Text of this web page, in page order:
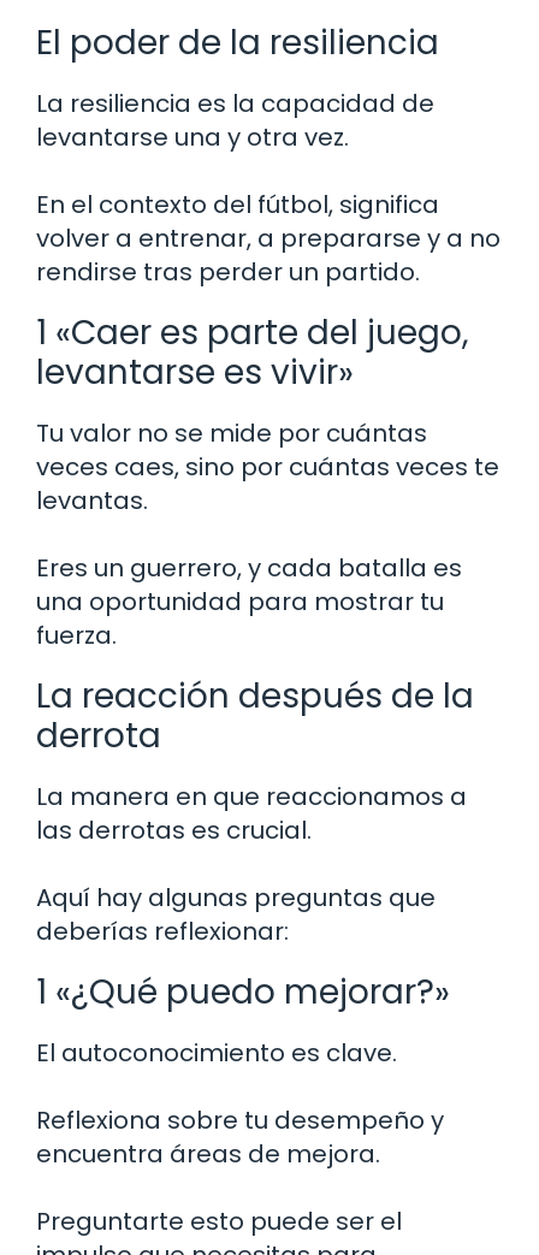
El poder de la resiliencia
La resiliencia es la capacidad de
levantarse una y otra vez.
En el contexto del fútbol, significa
volver a entrenar, a prepararse y a no
rendirse tras perder un partido.
1 «Caer es parte del juego,
levantarse es vivir»
Tu valor no se mide por cuántas
veces caes, sino por cuántas veces te
levantas.
Eres un guerrero, y cada batalla es
una oportunidad para mostrar tu
fuerza.
La reacción después de la
derrota
La manera en que reaccionamos a
las derrotas es crucial.
Aquí hay algunas preguntas que
deberías reflexionar:
1 «¿Qué puedo mejorar?»
El autoconocimiento es clave.
Reflexiona sobre tu desempeño y
encuentra áreas de mejora.
Preguntarte esto puede ser el